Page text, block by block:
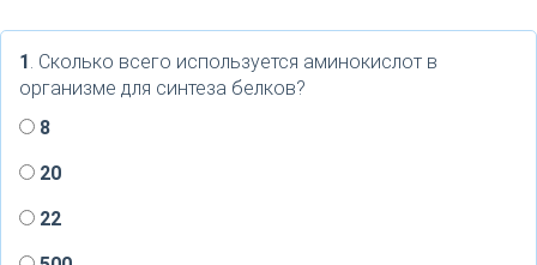
1. Сколько всего используется аминокислот в
организме для синтеза белков?
8
20
22